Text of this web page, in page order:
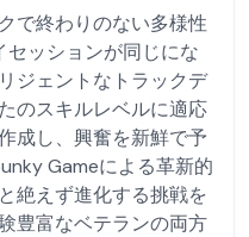
で終わりのない多様性
セッションが同じにな
ジェントなトラックデ
のスキルレベルに適応
成し、興奮を新鮮で予
Gameによる革新的
絶えず進化する挑戦を
豊富なベテランの両方